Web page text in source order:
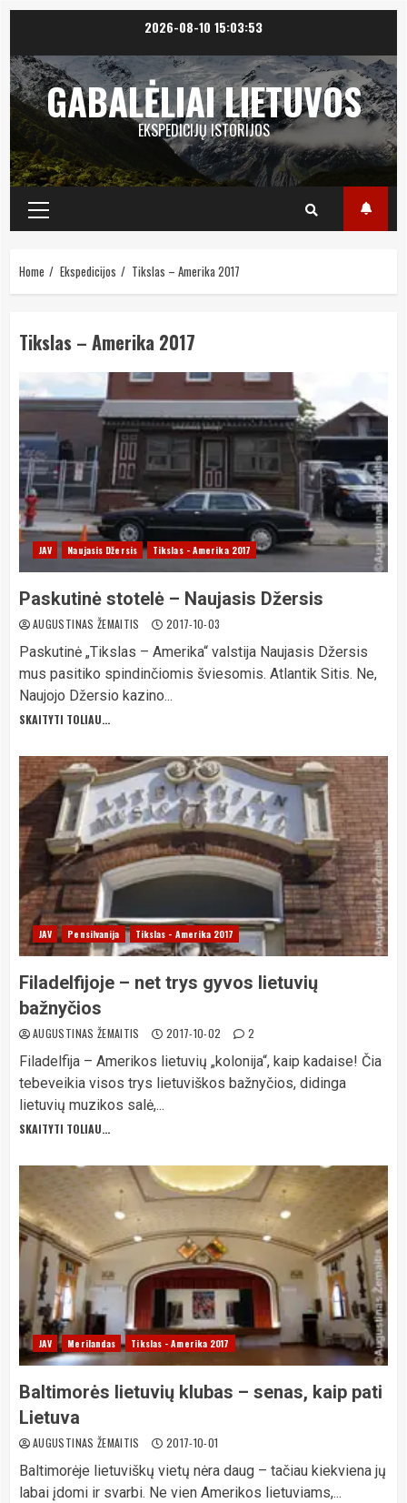
content
2026-08-10 15:03:54
GABALĖLIAI LIETUVOS
EKSPEDICIJŲ ISTORIJOS
Primary
Menu
Home Ekspedicijos Tikslas – Amerika 2017
Tikslas – Amerika 2017
JAV Naujasis Džersis Tikslas - Amerika 2017
Paskutinė stotelė – Naujasis Džersis
AUGUSTINAS ŽEMAITIS 2017-10-03
Paskutinė „Tikslas – Amerika“ valstija Naujasis Džersis
mus pasitiko spindinčiomis šviesomis. Atlantik Sitis. Ne,
Naujojo Džersio kazino...
SKAITYTI TOLIAU...
JAV Pensilvanija Tikslas - Amerika 2017
Filadelfijoje – net trys gyvos lietuvių
bažnyčios
AUGUSTINAS ŽEMAITIS 2017-10-02 2
Filadelfija – Amerikos lietuvių „kolonija“, kaip kadaise! Čia
tebeveikia visos trys lietuviškos bažnyčios, didinga
lietuvių muzikos salė,...
SKAITYTI TOLIAU...
JAV Merilandas Tikslas - Amerika 2017
Baltimorės lietuvių klubas – senas, kaip pati
Lietuva
AUGUSTINAS ŽEMAITIS 2017-10-01
Baltimorėje lietuviškų vietų nėra daug – tačiau kiekviena jų
labai įdomi ir svarbi. Ne vien Amerikos lietuviams,...